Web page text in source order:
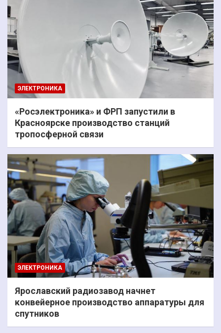
ЭЛЕКТРОНИКА
«Росэлектроника» и ФРП запустили в
Красноярске производство станций
тропосферной связи
ЭЛЕКТРОНИКА
Ярославский радиозавод начнет
конвейерное производство аппаратуры для
спутников